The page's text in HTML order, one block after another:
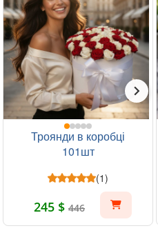
Троянди в коробці
101шт
(1)
245 $ 446